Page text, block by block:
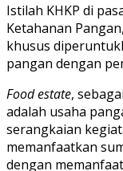
Istilah KHKP di
Ketahanan
khusus
pangan dengan
Food estate,
adalah usaha
serangkaian
memanfaatkan
dengan